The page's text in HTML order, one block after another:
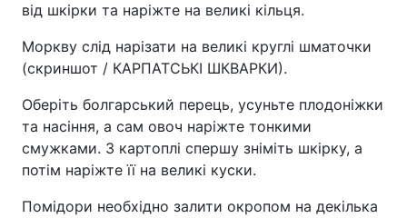
від шкірки та наріжте на великі кільця.
Моркву слід нарізати на великі круглі шматочки
(скриншот / КАРПАТСЬКІ ШКВАРКИ).
Оберіть болгарський перець, усуньте плодоніжки
та насіння, а сам овоч наріжте тонкими
смужками. З картоплі спершу зніміть шкірку, а
потім наріжте її на великі куски.
Помідори необхідно залити окропом на декілька